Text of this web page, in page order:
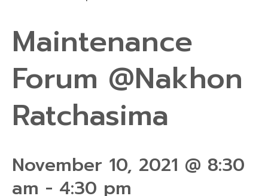
Maintenance
Forum @Nakhon
Ratchasima
November 10, 2021 @ 8:30
am - 4:30 pm